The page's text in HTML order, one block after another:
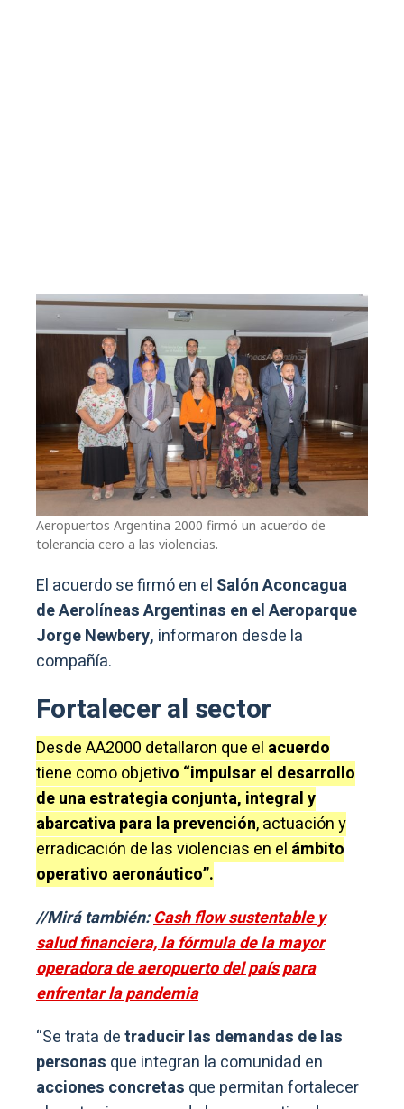
Aeropuertos Argentina 2000 firmó un acuerdo de
tolerancia cero a las violencias.
El acuerdo se firmó en el Salón Aconcagua
de Aerolíneas Argentinas en el Aeroparque
Jorge Newbery, informaron desde la
compañía.
Fortalecer al sector
Desde AA2000 detallaron que el acuerdo
tiene como objetivo “impulsar el desarrollo
de una estrategia conjunta, integral y
abarcativa para la prevención, actuación y
erradicación de las violencias en el ámbito
operativo aeronáutico”.
//Mirá también:Cash flow sustentable y
salud financiera, la fórmula de la mayor
operadora de aeropuerto del país para
enfrentar la pandemia
“Se trata detraducir las demandas de las
personas que integran la comunidad en
acciones concretas que permitan fortalecer